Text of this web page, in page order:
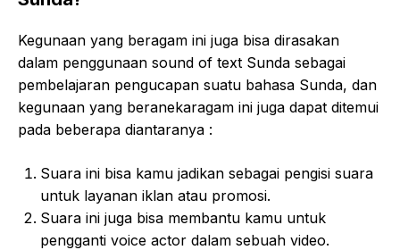
Kegunaan yang beragam ini juga bisa dirasakan
dalam penggunaan sound of text Sunda sebagai
pembelajaran pengucapan suatu bahasa Sunda, dan
kegunaan yang beranekaragam ini juga dapat ditemui
pada beberapa diantaranya :
Suara ini bisa kamu jadikan sebagai pengisi suara
untuk layanan iklan atau promosi.
Suara ini juga bisa membantu kamu untuk
pengganti voice actor dalam sebuah video.